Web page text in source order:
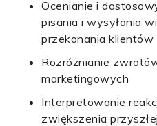
Ocenianie i
pisania i wysyłania
przekonania klientów
Rozróżnianie
marketingowych
Interpretowanie
zwiększenia